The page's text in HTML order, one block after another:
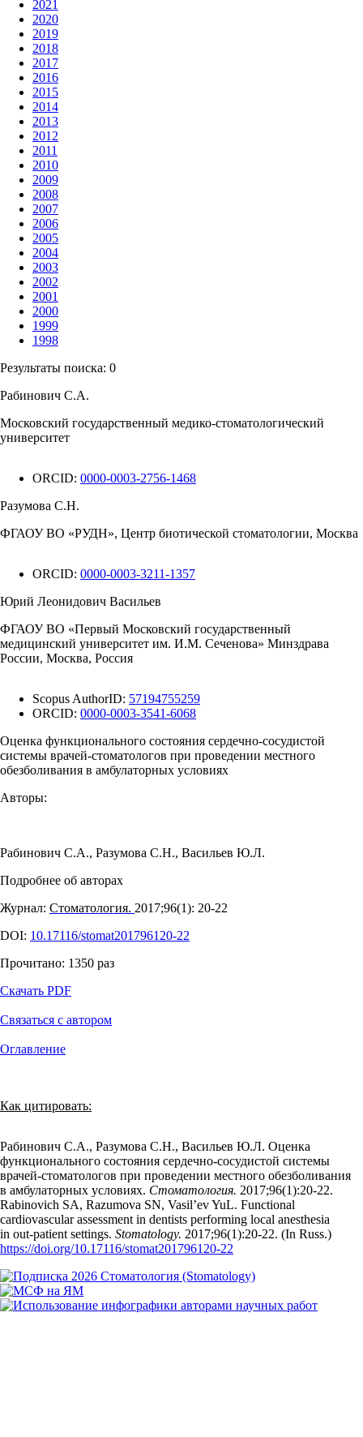
2021
2020
2019
2018
2017
2016
2015
2014
2013
2012
2011
2010
2009
2008
2007
2006
2005
2004
2003
2002
2001
2000
1999
1998
Результаты поиска: 0
Рабинович С.А.
Московский государственный медико-стоматологический
университет
ORCID: 0000-0003-2756-1468
Разумова С.Н.
ФГАОУ ВО «РУДН», Центр биотической стоматологии, Москва
ORCID: 0000-0003-3211-1357
Юрий Леонидович Васильев
ФГАОУ ВО «Первый Московский государственный
медицинский университет им. И.М. Сеченова» Минздрава
России, Москва, Россия
Scopus AuthorID: 57194755259
ORCID: 0000-0003-3541-6068
Оценка функционального состояния сердечно-сосудистой
системы врачей-стоматологов при проведении местного
обезболивания в амбулаторных условиях
Авторы:
Рабинович С.А., Разумова С.Н., Васильев Ю.Л.
Подробнее об авторах
Журнал: Стоматология. 2017;96(1): 20‑22
DOI: 10.17116/stomat201796120-22
Прочитано: 1350 раз
Скачать PDF
Связаться с автором
Оглавление
Как цитировать:
Рабинович С.А., Разумова С.Н., Васильев Ю.Л. Оценка
функционального состояния сердечно-сосудистой системы
врачей-стоматологов при проведении местного обезболивания
в амбулаторных условиях. Стоматология. 2017;96(1):20‑22.
Rabinovich SA, Razumova SN, Vasil’ev YuL. Functional
cardiovascular assessment in dentists performing local anesthesia
in out-patient settings. Stomatology. 2017;96(1):20‑22. (In Russ.)
https://doi.org/10.17116/stomat201796120-22